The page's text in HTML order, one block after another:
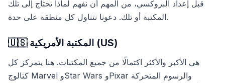
قبل إعداد البروكسي، من المهم أن نفهم لماذا تحتاج إلى تلك
المكتبة أو تلك. دعونا نتناول كل منطقة على حدة.
🇺🇸 المكتبة الأمريكية (US)
هي الأكبر والأكثر اكتمالًا من جميع المكتبات. هنا يتمركز كل
كتالوج Marvel وStar Wars وPixar والرسوم المتحركة